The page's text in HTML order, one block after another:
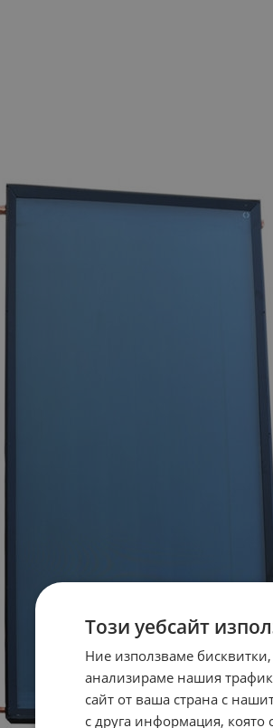
Този уебсайт
Ние използваме
анализираме нашия
сайт от ваша страна с
с друга информация, която